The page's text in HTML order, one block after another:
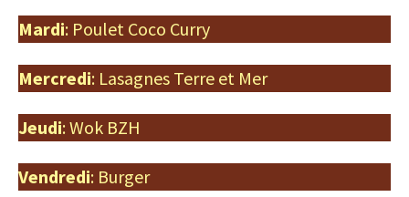
Mardi: Poulet Coco Curry
Mercredi: Lasagnes Terre et Mer
Jeudi: Wok BZH
Vendredi: Burger